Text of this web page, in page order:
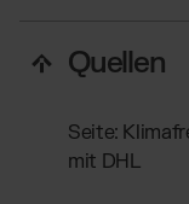
Quellen
Seite:
mit DHL